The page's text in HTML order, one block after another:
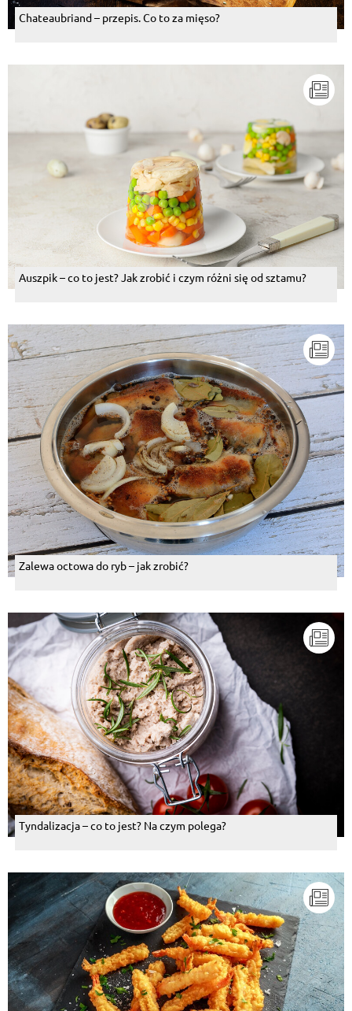
Chateaubriand – przepis. Co to za mięso?
Auszpik – co to jest? Jak zrobić i czym różni się od sztamu?
Zalewa octowa do ryb – jak zrobić?
Tyndalizacja – co to jest? Na czym polega?